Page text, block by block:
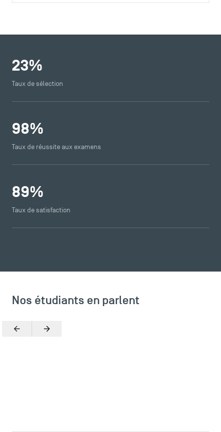
23%
Taux de sélection
98%
Taux de réussite aux examens
89%
Taux de satisfaction
Nos étudiants en parlent
PrécédentSuivant